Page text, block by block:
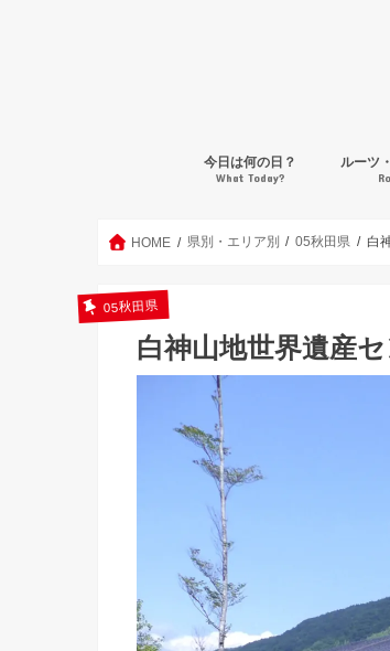
今日は何の日？
What Today?
ルーツ
HOME 県別・エリア別 05秋田県 白
05秋田県
白神山地世界遺産